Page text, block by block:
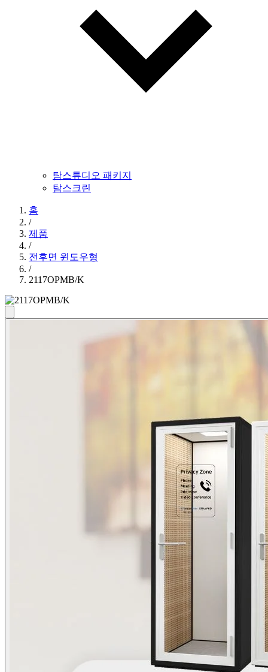
탐스튜디오 패키지
탐스크린
홈
/
제품
/
전후면 윈도우형
/
2117OPMB/K